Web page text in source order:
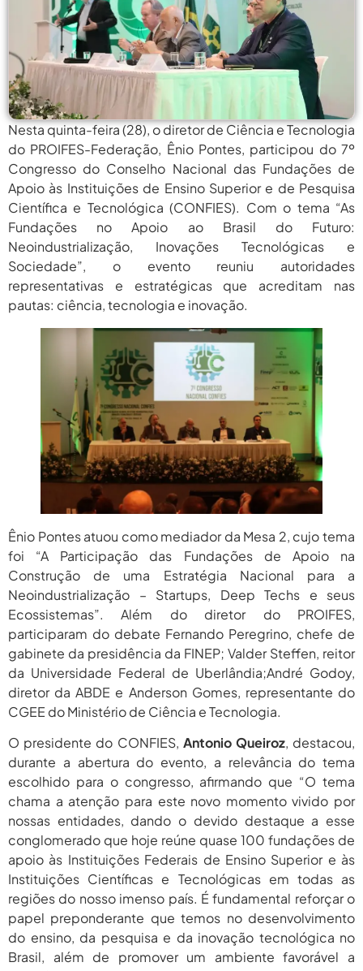
PROIFES Celebra Os 58 Anos Da
APUB...
agosto 6,
2026
MEC Autoriza 937 Novos Cargos Em
Institutos Federais...
agosto 6,
2026
agosto
6, 2026
6 De Agosto: Dia Nacional Dos
Profissionais De...
agosto 6,
2026
PROIFES Celebra Os 58 Anos Da
APUB...
agosto 6,
MEC Autoriza 937 Novos Cargos Em
Institutos Federais...
agosto 6,
2026
Balanço Da 78ª SBPC: Na Primeira
Participação, PROIFES...
6 De Agosto: Dia Nacional Dos
Profissionais De...
agosto 6,
2026
PROIFES Celebra Os 58 Anos Da
APUB...
agosto 6,
2026
MEC Autoriza 937 Novos Cargos Em
Institutos Federais...
agosto 6,
2026
Nesta quinta-feira (28), o diretor de Ciência e Tecnologia
do PROIFES-Federação, Ênio Pontes, participou do 7º
Congresso do Conselho Nacional das Fundações de
Apoio às Instituições de Ensino Superior e de Pesquisa
Científica e Tecnológica (CONFIES). Com o tema “As
Fundações no Apoio ao Brasil do Futuro:
Neoindustrialização, Inovações Tecnológicas e
Sociedade”, o evento reuniu autoridades
representativas e estratégicas que acreditam nas
pautas: ciência, tecnologia e inovação.
Ênio Pontes atuou como mediador da Mesa 2, cujo tema
foi “A Participação das Fundações de Apoio na
Construção de uma Estratégia Nacional para a
Neoindustrialização – Startups, Deep Techs e seus
Ecossistemas”. Além do diretor do PROIFES,
participaram do debate Fernando Peregrino, chefe de
gabinete da presidência da FINEP; Valder Steffen, reitor
da Universidade Federal de Uberlândia;André Godoy,
diretor da ABDE e Anderson Gomes, representante do
CGEE do Ministério de Ciência e Tecnologia.
O presidente do CONFIES, Antonio Queiroz, destacou,
durante a abertura do evento, a relevância do tema
escolhido para o congresso, afirmando que “O tema
chama a atenção para este novo momento vivido por
nossas entidades, dando o devido destaque a esse
conglomerado que hoje reúne quase 100 fundações de
apoio às Instituições Federais de Ensino Superior e às
Instituições Científicas e Tecnológicas em todas as
regiões do nosso imenso país. É fundamental reforçar o
papel preponderante que temos no desenvolvimento
do ensino, da pesquisa e da inovação tecnológica no
Brasil, além de promover um ambiente favorável a